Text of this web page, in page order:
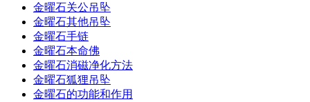
金曜石关公吊坠
金曜石其他吊坠
金曜石手链
金曜石本命佛
金曜石消磁净化方法
金曜石狐狸吊坠
金曜石的功能和作用